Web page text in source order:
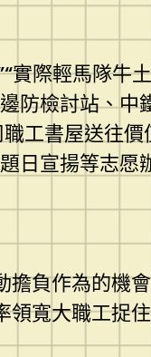
際輕馬隊牛
防檢討站、中
工書屋送往價
日宣揚等志愿
負作為的機
寬大職工捉